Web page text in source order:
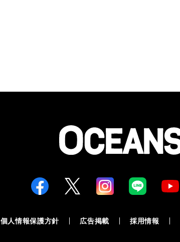
個人情報保護方針 広告掲載 採用情報